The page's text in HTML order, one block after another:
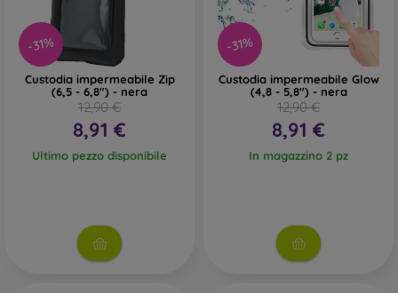
-31%
Custodia impermeabile Zip
(6,5 - 6,8") - nera
12,90 €
8,91 €
Ultimo pezzo disponibile
-31%
Custodia impermeabile Glow
(4,8 - 5,8") - nera
12,90 €
8,91 €
In magazzino 2 pz